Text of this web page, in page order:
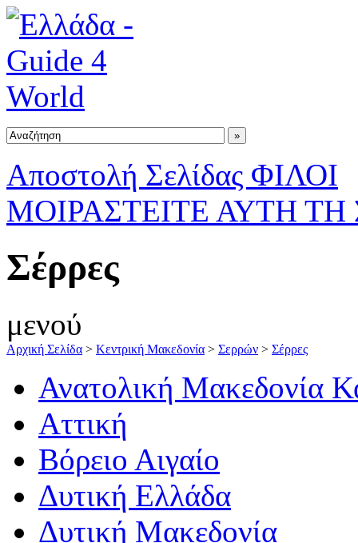
Αποστολή Σελίδας ΦΙΛΟΙ
ΜΟΙΡΑΣΤΕΙΤΕ ΑΥΤΗ ΤΗ
Σέρρες
μενού
Αρχική Σελίδα > Κεντρική Μακεδονία > Σερρών > Σέρρες
Ανατολική Μακεδονία
Αττική
Βόρειο Αιγαίο
Δυτική Ελλάδα
Δυτική Μακεδονία